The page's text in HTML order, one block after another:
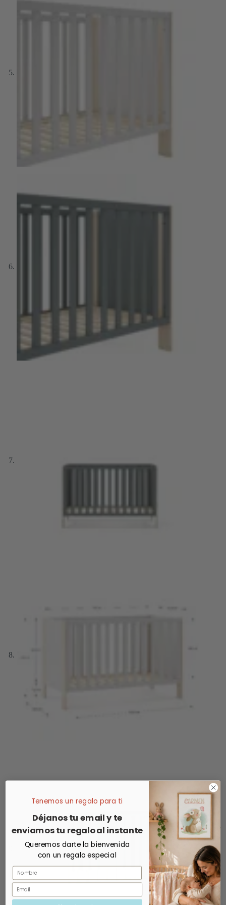
Tenemos un regalo para ti
Déjanos tu email y te
enviamos tu regalo al instante
Queremos darte la bienvenida
con un regalo especial
Nombre
Email